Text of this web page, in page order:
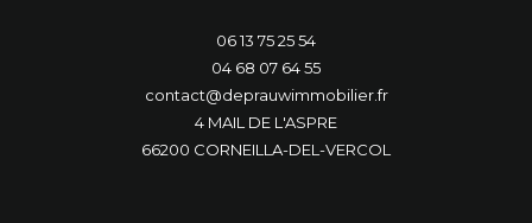
06 13 75 25 54
04 68 07 64 55
contact@deprauwimmobilier.fr
4 MAIL DE L'ASPRE
66200
CORNEILLA-DEL-VERCOL